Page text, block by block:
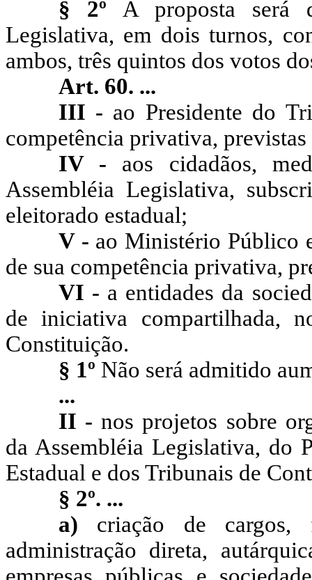
§ 2º A proposta será
Legislativa, em dois turnos,
ambos, três quintos dos votos
Art. 60. ...
III - ao Presidente do
competência privativa,
IV - aos cidadãos,
Assembléia Legislativa,
eleitorado estadual;
V - ao Ministério Público
de sua competência privativa,
VI - a entidades da
de iniciativa compartilhada,
Constituição.
§ 1º Não será admitido
...
II - nos projetos sobre
da Assembléia Legislativa, do
Estadual e dos Tribunais de
§ 2º. ...
a) criação de cargos,
administração direta,